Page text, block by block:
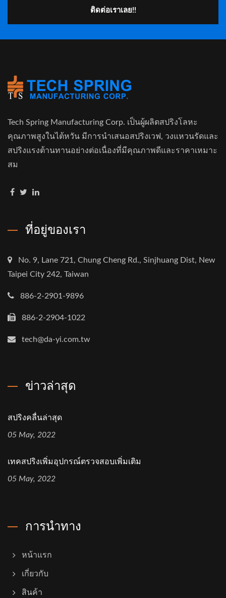
ติดต่อเราเลย!!
Tech Spring Manufacturing Corp. เป็นผู้ผลิตสปริงโลหะ
คุณภาพสูงในไต้หวัน มีการนำเสนอสปริงเวฟ, วงแหวนรัดและ
สปริงแรงต้านทานอย่างต่อเนื่องที่มีคุณภาพดีและราคาเหมาะ
สม
ที่อยู่ของเรา
No. 9, Lane 721, Chung Cheng Rd., Sinjhuang Dist, New
Taipei City 242, Taiwan
886-2-2901-9896
886-2-2904-1022
tech@da-yi.com.tw
ข่าวล่าสุด
สปริงคลื่นล่าสุด
05 May, 2022
เทคสปริงเพิ่มอุปกรณ์ตรวจสอบเพิ่มเติม
05 May, 2022
การนำทาง
หน้าแรก
เกี่ยวกับ
สินค้า